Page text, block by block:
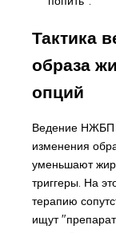
Тактика
образа
опций
Ведение НЖБП
изменения
уменьшают жир
триггеры. На
терапию
ищут